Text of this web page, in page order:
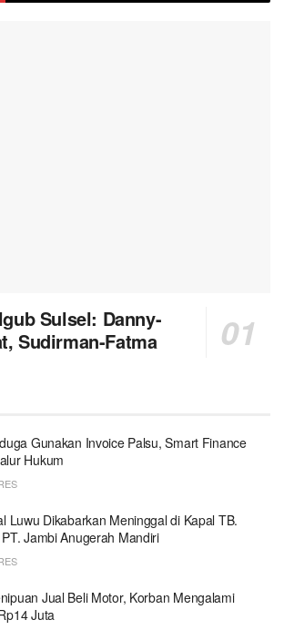
Sulsel: Danny-
Sudirman-Fatma
Gunakan Invoice Palsu, Smart Finance
Hukum
Luwu Dikabarkan Meninggal di Kapal TB.
Jambi Anugerah Mandiri
Jual Beli Motor, Korban Mengalami
Juta